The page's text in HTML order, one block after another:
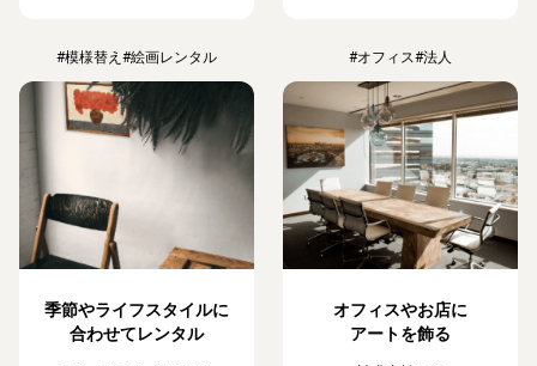
#模様替え #絵画レンタル
季節やライフスタイルに
合わせてレンタル
#オフィス#法人
オフィスやお店に
アートを飾る